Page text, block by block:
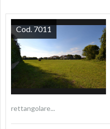
rettangolare...
Cod. 7011